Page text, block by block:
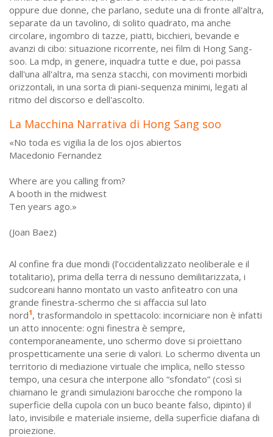
oppure due donne, che parlano, sedute una di fronte all'altra,
separate da un tavolino, di solito quadrato, ma anche
circolare, ingombro di tazze, piatti, bicchieri, bevande e
avanzi di cibo: situazione ricorrente, nei film di Hong Sang-
soo. La mdp, in genere, inquadra tutte e due, poi passa
dall'una all'altra, ma senza stacchi, con movimenti morbidi
orizzontali, in una sorta di piani-sequenza minimi, legati al
ritmo del discorso e dell'ascolto.
La Macchina Narrativa di Hong Sang soo
«No toda es vigilia la de los ojos abiertos
Macedonio Fernandez
Where are you calling from?
A booth in the midwest
Ten years ago.»
(Joan Baez)
Al confine fra due mondi (l’occidentalizzato neoliberale e il
totalitario), prima della terra di nessuno demilitarizzata, i
sudcoreani hanno montato un vasto anfiteatro con una
grande finestra-schermo che si affaccia sul lato
nord1, trasformandolo in spettacolo: incorniciare non è infatti
un atto innocente: ogni finestra è sempre,
contemporaneamente, uno schermo dove si proiettano
prospetticamente una serie di valori. Lo schermo diventa un
territorio di mediazione virtuale che implica, nello stesso
tempo, una cesura che interpone allo “sfondato” (così si
chiamano le grandi simulazioni barocche che rompono la
superficie della cupola con un buco beante falso, dipinto) il
lato, invisibile e materiale insieme, della superficie diafana di
proiezione.